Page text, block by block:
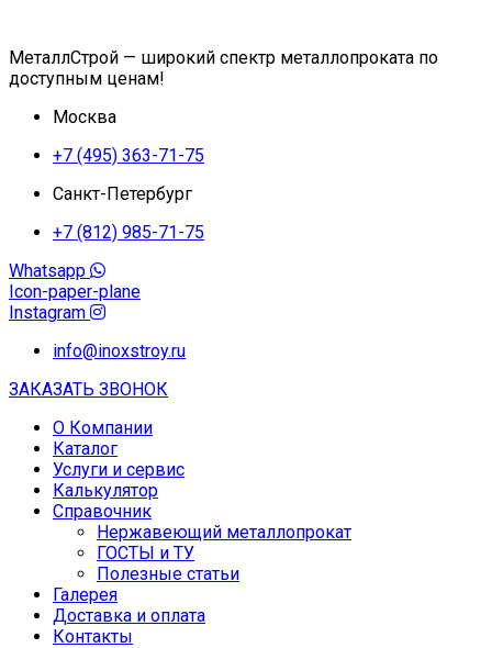
МеталлСтрой — широкий спектр металлопроката по
доступным ценам!
Москва
+7 (495) 363-71-75
Санкт-Петербург
+7 (812) 985-71-75
Whatsapp
Icon-paper-plane
Instagram
info@inoxstroy.ru
ЗАКАЗАТЬ ЗВОНОК
О Компании
Каталог
Услуги и сервис
Калькулятор
Справочник
Нержавеющий металлопрокат
ГОСТЫ и ТУ
Полезные статьи
Галерея
Доставка и оплата
Контакты